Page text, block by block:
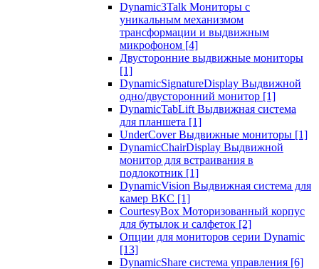
Dynamic3Talk Мониторы с
уникальным механизмом
трансформации и выдвижным
микрофоном [4]
Двусторонние выдвижные мониторы
[1]
DynamicSignatureDisplay Выдвижной
одно/двусторонний монитор [1]
DynamicTabLift Выдвижная система
для планшета [1]
UnderCover Выдвижные мониторы [1]
DynamicChairDisplay Выдвижной
монитор для встраивания в
подлокотник [1]
DynamicVision Выдвижная система для
камер ВКС [1]
CourtesyBox Моторизованный корпус
для бутылок и салфеток [2]
Опции для мониторов серии Dynamic
[13]
DynamicShare система управления [6]